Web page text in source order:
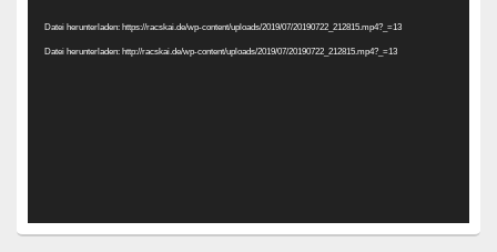
Datei herunterladen: https://racskai.de/wp-content/uploads/2019/07/20190722_212815.mp4?_=13
Datei herunterladen: http://racskai.de/wp-content/uploads/2019/07/20190722_212815.mp4?_=13